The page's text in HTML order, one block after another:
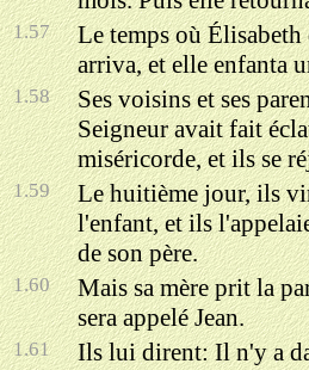
1.57
Le temps où
arriva, et elle enfanta
1.58
Ses voisins et ses
Seigneur avait fait
miséricorde, et ils se
1.59
Le huitième jour, ils
l'enfant, et ils
de son père.
1.60
Mais sa mère prit la
sera appelé Jean.
1.61
Ils lui dirent: Il n'y a